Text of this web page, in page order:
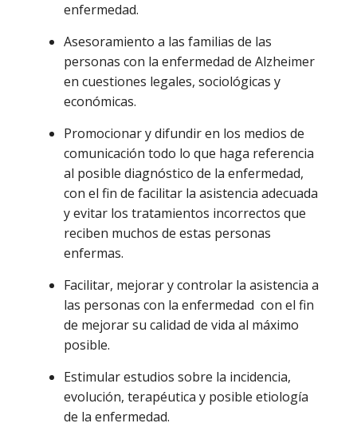
enfermedad.
Asesoramiento a las familias de las
personas con la enfermedad de Alzheimer
en cuestiones legales, sociológicas y
económicas.
Promocionar y difundir en los medios de
comunicación todo lo que haga referencia
al posible diagnóstico de la enfermedad,
con el fin de facilitar la asistencia adecuada
y evitar los tratamientos incorrectos que
reciben muchos de estas personas
enfermas.
Facilitar, mejorar y controlar la asistencia a
las personas con la enfermedad con el fin
de mejorar su calidad de vida al máximo
posible.
Estimular estudios sobre la incidencia,
evolución, terapéutica y posible etiología
de la enfermedad.